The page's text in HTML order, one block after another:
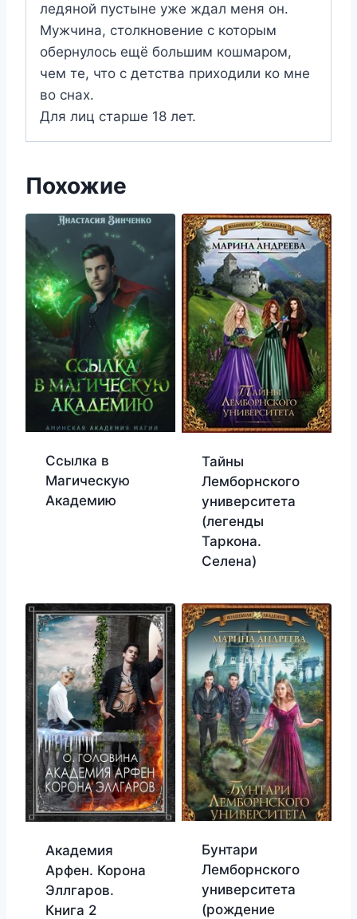
ледяной пустыне уже ждал меня он.
Мужчина, столкновение с которым
обернулось ещё большим кошмаром,
чем те, что с детства приходили ко мне
во снах.
Для лиц старше 18 лет.
Похожие
Ссылка в
Магическую
Академию
Тайны
Лемборнского
университета
(легенды
Таркона.
Селена)
Академия
Арфен. Корона
Эллгаров.
Книга 2
Бунтари
Лемборнского
университета
(рождение